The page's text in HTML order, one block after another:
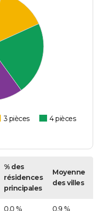
3 pièces
4 pièces
% des
résidences
principales
Moyenne
des villes
0,0 % 0,9 %